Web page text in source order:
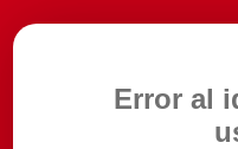
Error al